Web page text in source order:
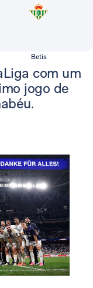
Betis
com um
jogo de